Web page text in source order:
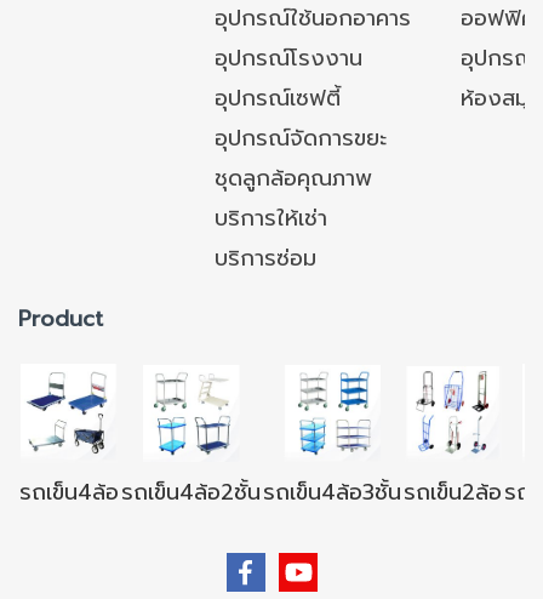
อุปกรณ์ใช้นอกอาคาร
ออฟฟิศ/
อุปกรณ์โรงงาน
อุปกรณ์
อุปกรณ์เซฟตี้
ห้องสมุ
อุปกรณ์จัดการขยะ
ชุดลูกล้อคุณภาพ
บริการให้เช่า
บริการซ่อม
Product
รถเข็น4ล้อรถเข็น4ล้อ2ชั้นรถเข็น4ล้อ3ชั้นรถเข็น2ล้อรถ